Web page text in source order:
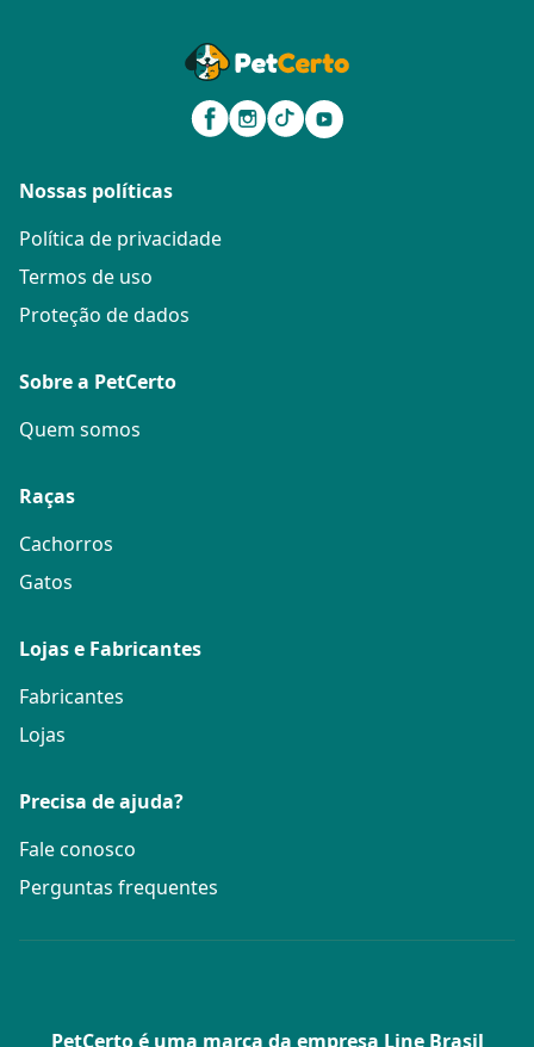
Nossas políticas
Política de privacidade
Termos de uso
Proteção de dados
Sobre a PetCerto
Quem somos
Raças
Cachorros
Gatos
Lojas e Fabricantes
Fabricantes
Lojas
Precisa de ajuda?
Fale conosco
Perguntas frequentes
PetCerto é uma marca da empresa Line Brasil